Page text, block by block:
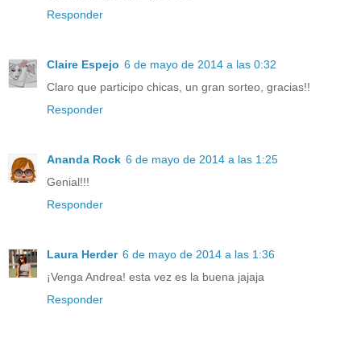
Responder
Claire Espejo 6 de mayo de 2014 a las 0:32
Claro que participo chicas, un gran sorteo, gracias!!
Responder
Ananda Rock 6 de mayo de 2014 a las 1:25
Genial!!!
Responder
Laura Herder 6 de mayo de 2014 a las 1:36
¡Venga Andrea! esta vez es la buena jajaja
Responder